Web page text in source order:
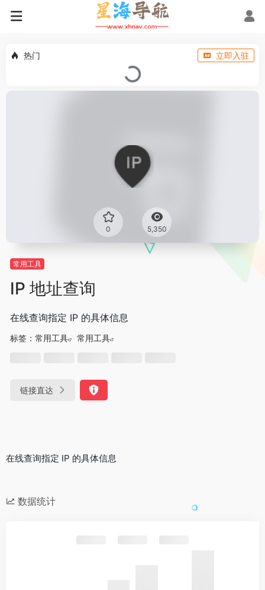
热门 立即入驻
0 5,350
常用工具
IP 地址查询
在线查询指定 IP 的具体信息
标签： 常用工具 常用工具
链接直达
在线查询指定 IP 的具体信息
数据统计